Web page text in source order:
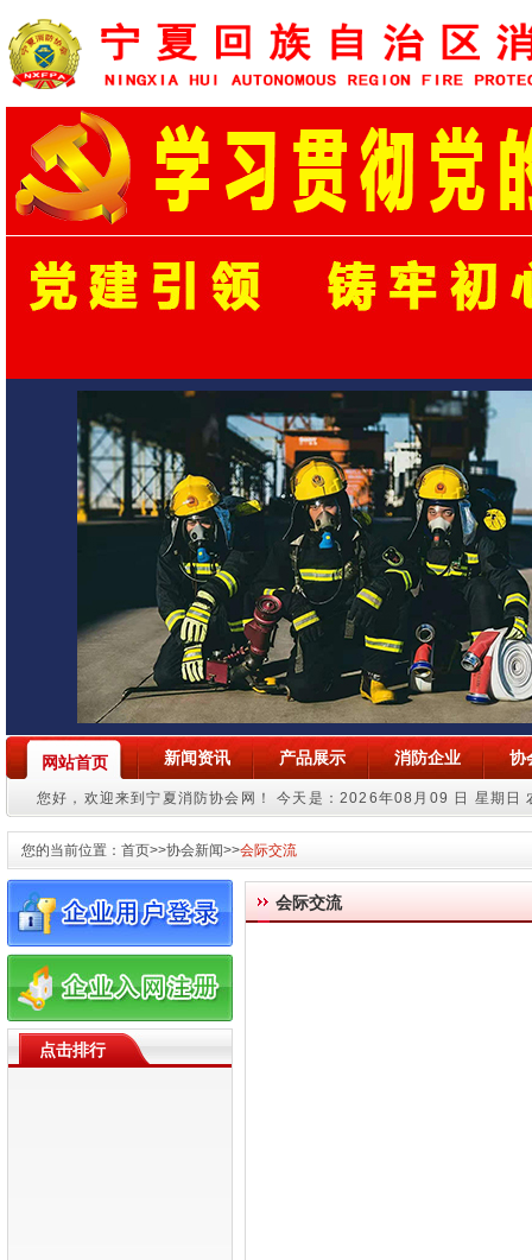
网站首页 新闻资讯 产品展示 消防企业 协
您好，欢迎来到宁夏消防协会网！今天是：2026年08月09 日 星期日
您的当前位置：首页>>协会新闻>>会际交流
点击排行
会际交流